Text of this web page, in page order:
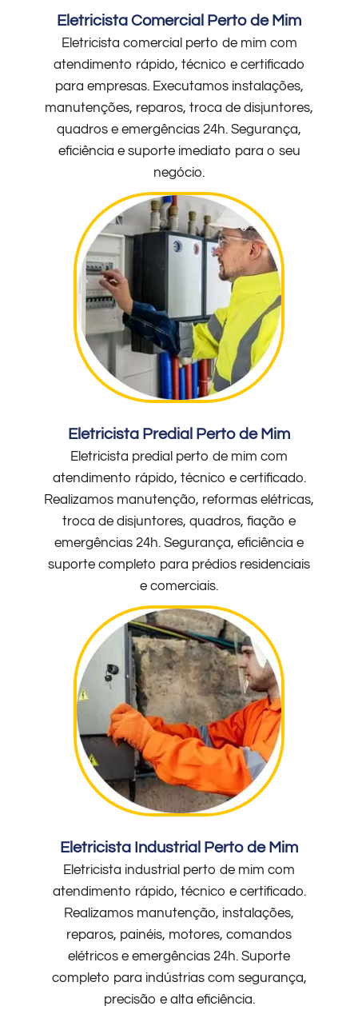
Eletricista Comercial Perto de Mim
Eletricista comercial perto de mim com
atendimento rápido, técnico e certificado
para empresas. Executamos instalações,
manutenções, reparos, troca de disjuntores,
quadros e emergências 24h. Segurança,
eficiência e suporte imediato para o seu
negócio.
Eletricista Predial Perto de Mim
Eletricista predial perto de mim com
atendimento rápido, técnico e certificado.
Realizamos manutenção, reformas elétricas,
troca de disjuntores, quadros, fiação e
emergências 24h. Segurança, eficiência e
suporte completo para prédios residenciais
e comerciais.
Eletricista Industrial Perto de Mim
Eletricista industrial perto de mim com
atendimento rápido, técnico e certificado.
Realizamos manutenção, instalações,
reparos, painéis, motores, comandos
elétricos e emergências 24h. Suporte
completo para indústrias com segurança,
precisão e alta eficiência.